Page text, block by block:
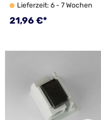
verstellbar - 10034371
Lieferzeit: 6 - 7 Wochen
Regulärer Preis:
21,96 €*